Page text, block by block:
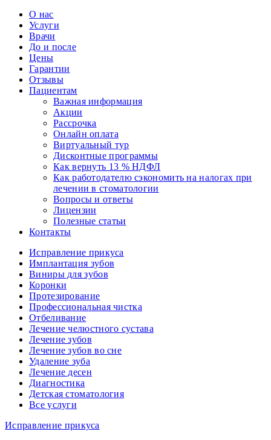
О нас
Услуги
Врачи
До и после
Цены
Гарантии
Отзывы
Пациентам
Важная информация
Акции
Рассрочка
Онлайн оплата
Виртуальный тур
Дисконтные программы
Как вернуть 13 % НДФЛ
Как работодателю сэкономить на налогах при
лечении в стоматологии
Вопросы и ответы
Лицензии
Полезные статьи
Контакты
Исправление прикуса
Имплантация зубов
Виниры для зубов
Коронки
Протезирование
Профессиональная чистка
Отбеливание
Лечение челюстного сустава
Лечение зубов
Лечение зубов во сне
Удаление зуба
Лечение десен
Диагностика
Детская стоматология
Все услуги
Исправление прикуса